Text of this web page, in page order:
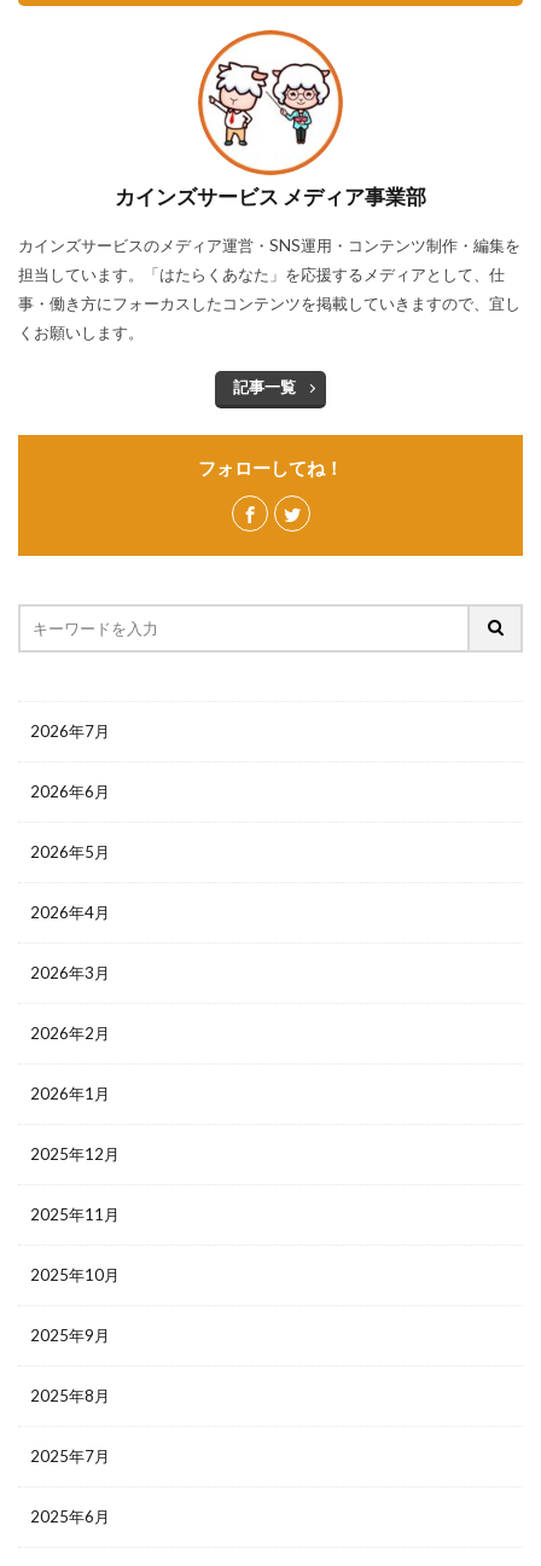
カインズサービス メディア事業部
カインズサービスのメディア運営・SNS運用・コンテンツ制作・編集を
担当しています。「はたらくあなた」を応援するメディアとして、仕
事・働き方にフォーカスしたコンテンツを掲載していきますので、宜し
くお願いします。
記事一覧
フォローしてね！
2026年7月
2026年6月
2026年5月
2026年4月
2026年3月
2026年2月
2026年1月
2025年12月
2025年11月
2025年10月
2025年9月
2025年8月
2025年7月
2025年6月